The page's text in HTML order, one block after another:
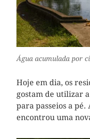
Água acumulada por
Hoje em dia, os
gostam de utilizar
para passeios a
encontrou uma